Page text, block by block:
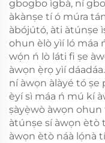
gbogbo ìgbà, ní
àkànṣe tí ó múra
àbójútó, àti àtúnṣe
ohun èlò yìí ló máa
wọ́n ń lò láti fi ṣe
àwọn ẹ̀rọ yìí
ní àwọn àlàyé tó ṣe
èyí sì máa ń mú kí
ṣàyẹ̀wò àwọn ohun
àtúnṣe sí àwọn ètò
àwọn ètò náà lọ́nà